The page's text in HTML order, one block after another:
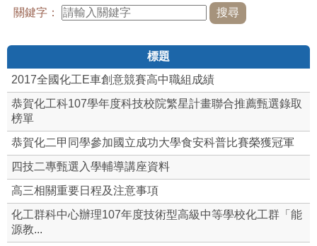
關鍵字：
標題
2017全國化工E車創意競賽高中職組成績
恭賀化工科107學年度科技校院繁星計畫聯合推薦甄選錄取
榜單
恭賀化二甲同學參加國立成功大學食安科普比賽榮獲冠軍
四技二專甄選入學輔導講座資料
高三相關重要日程及注意事項
化工群科中心辦理107年度技術型高級中等學校化工群「能
源教...